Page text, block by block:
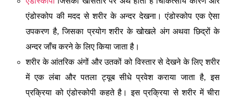
एंडोस्कोप की मदद से शरीर के अन्दर देखना। एंडोस्कोप एक ऐसा
उपकरण है, जिसका प्रयोग शरीर के खोखले अंग अथवा छिद्रों के
अन्दर जाँच करने के लिए किया जाता है।
शरीर के आंतरिक अंगों और उतकों को विस्तार से देखने के लिए शरीर
में एक लंबा और पतला ट्यूब सीधे प्रवेश कराया जाता है, इस
प्रक्रिया को एंडोस्कोपी कहते है। इस प्रक्रिया से शरीर में चीरा